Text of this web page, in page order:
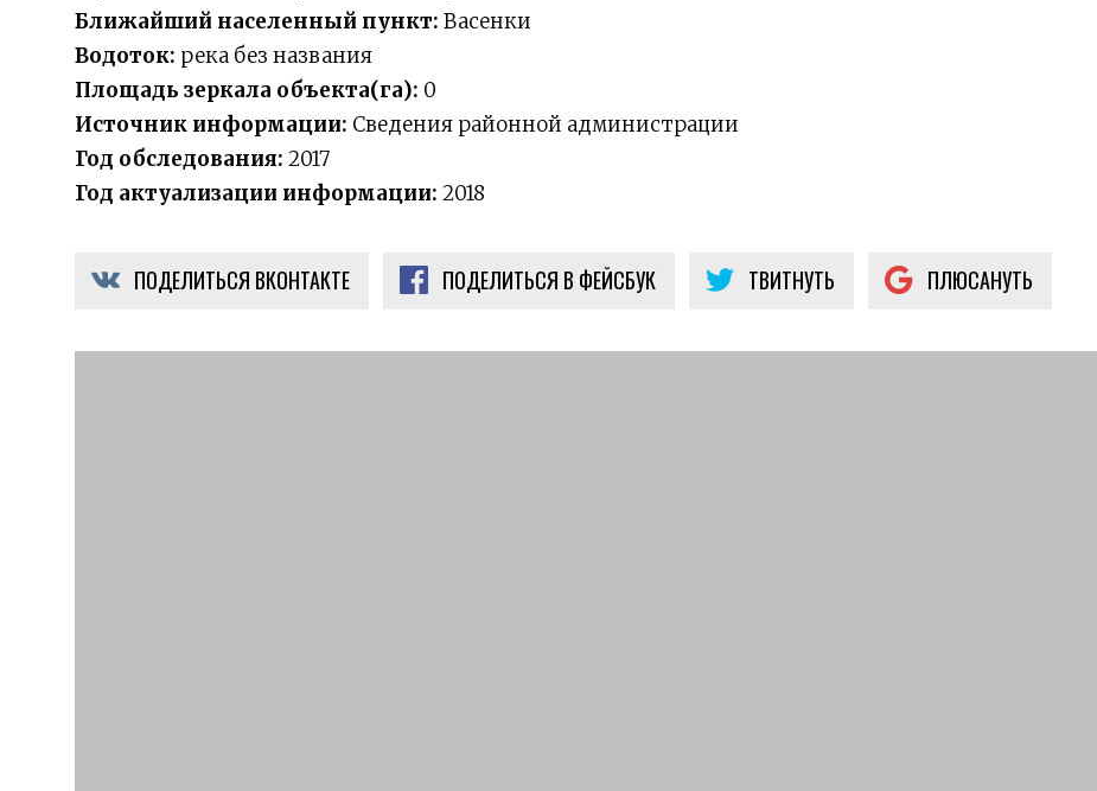
Ближайший населенный пункт: Васенки
Водоток: река без названия
Площадь зеркала объекта(га): 0
Источник информации: Сведения районной администрации
Год обследования: 2017
Год актуализации информации: 2018
ПОДЕЛИТЬСЯ ВКОНТАКТЕ ПОДЕЛИТЬСЯ В ФЕЙСБУК ТВИТНУТЬ ПЛЮСАНУТЬ